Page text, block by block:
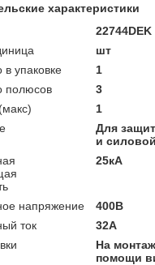
характеристики
22744DEK
шт
в упаковке
1
полюсов
3
1
Для
и
25кА
напряжение
400В
ток
32А
На
помощи